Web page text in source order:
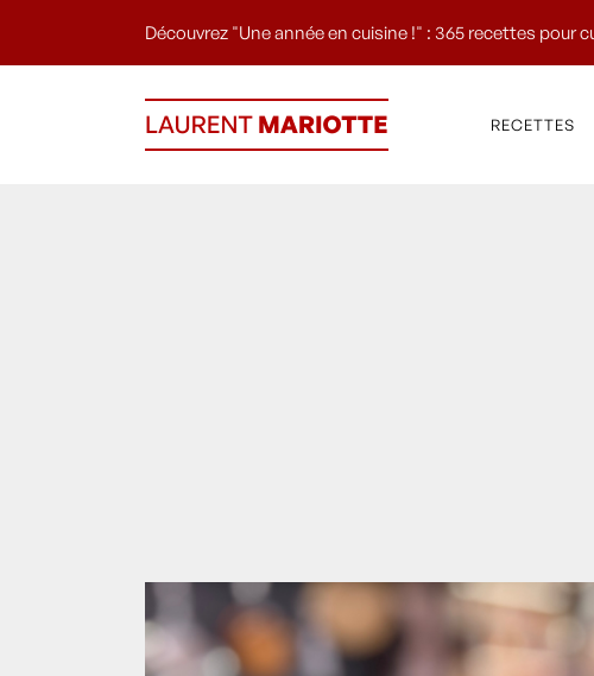
Découvrez "Une année en cuisine !" : 365 recettes pour
RECETTES